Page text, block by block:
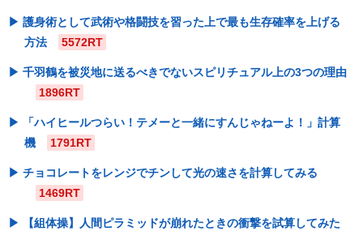
護身術として武術や格闘技を習った上で最も生存確率を上げる
方法
5572RT
千羽鶴を被災地に送るべきでないスピリチュアル上の3つの理由
1896RT
「ハイヒールつらい！テメーと一緒にすんじゃねーよ！」計算
機
1791RT
チョコレートをレンジでチンして光の速さを計算してみる
1469RT
【組体操】人間ピラミッドが崩れたときの衝撃を試算してみた